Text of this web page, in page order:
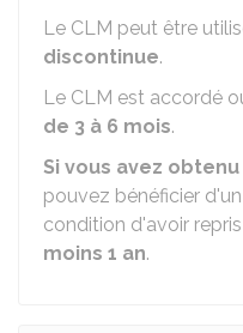
Le CLM peut être
discontinue.
Le CLM est accordé
de 3 à 6 mois.
Si vous avez obtenu
pouvez bénéficier
condition d'avoir
moins 1 an.